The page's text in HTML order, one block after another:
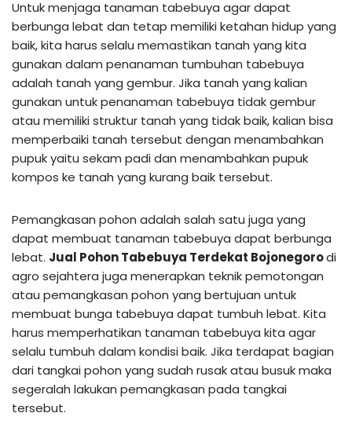
Untuk menjaga tanaman tabebuya agar dapat
berbunga lebat dan tetap memiliki ketahan hidup yang
baik, kita harus selalu memastikan tanah yang kita
gunakan dalam penanaman tumbuhan tabebuya
adalah tanah yang gembur. Jika tanah yang kalian
gunakan untuk penanaman tabebuya tidak gembur
atau memiliki struktur tanah yang tidak baik, kalian bisa
memperbaiki tanah tersebut dengan menambahkan
pupuk yaitu sekam padi dan menambahkan pupuk
kompos ke tanah yang kurang baik tersebut.
Pemangkasan pohon adalah salah satu juga yang
dapat membuat tanaman tabebuya dapat berbunga
lebat. Jual Pohon Tabebuya Terdekat Bojonegorodi
agro sejahtera juga menerapkan teknik pemotongan
atau pemangkasan pohon yang bertujuan untuk
membuat bunga tabebuya dapat tumbuh lebat. Kita
harus memperhatikan tanaman tabebuya kita agar
selalu tumbuh dalam kondisi baik. Jika terdapat bagian
dari tangkai pohon yang sudah rusak atau busuk maka
segeralah lakukan pemangkasan pada tangkai
tersebut.